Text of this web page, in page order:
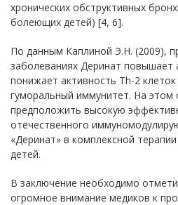
хронических обструктивных
болеющих детей) [4, 6].
По данным Каплиной Э.Н. (2009),
заболеваниях Деринат повышает
понижает активность Тh-2
гуморальный иммунитет. На
предположить высокую
отечественного
«Деринат» в комплексной
детей.
В заключение необходимо
огромное внимание медиков к